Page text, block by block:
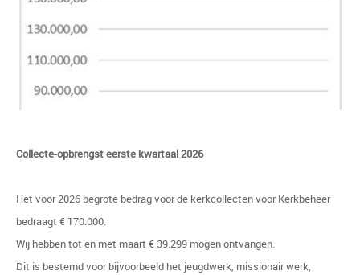
Collecte-opbrengst eerste kwartaal 2026
Het voor 2026 begrote bedrag voor de kerkcollecten voor Kerkbeheer
bedraagt € 170.000.
Wij hebben tot en met maart € 39.299 mogen ontvangen.
Dit is bestemd voor bijvoorbeeld het jeugdwerk, missionair werk,